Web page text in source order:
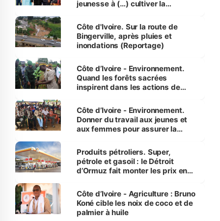
jeunesse à (…) cultiver la
(Alassane Ouattara
Côte d'Ivoire. Sur la route de
Bingerville, après pluies et
inondations (Reportage)
Côte d’Ivoire - Environnement.
Quand les forêts sacrées
inspirent dans les actions de
Côte d’Ivoire - Environnement.
Donner du travail aux jeunes et
aux femmes pour assurer la
menacées
Produits pétroliers. Super,
pétrole et gasoil : le Détroit
d’Ormuz fait monter les prix en
Côte d’Ivoire - Agriculture : Bruno
Koné cible les noix de coco et de
palmier à huile